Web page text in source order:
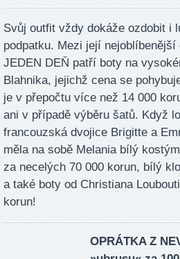
Svůj outfit vždy dokáže ozdobit i
podpatku. Mezi její nejoblíbenější
JEDEN DEŇ patří boty na
Blahnika, jejichž cena se
je v přepočtu více než 14 000
ani v případě výběru šatů. Když
francouzská dvojice Brigitte a
měla na sobě Melania bílý
za necelých 70 000 korun, bílý
a také boty od Christiana
korun!
OPRÁTKA Z